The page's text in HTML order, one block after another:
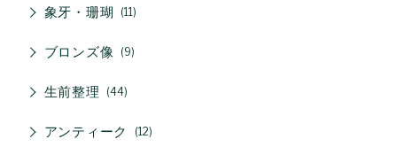
象牙・珊瑚 11
ブロンズ像 9
生前整理 44
アンティーク 12